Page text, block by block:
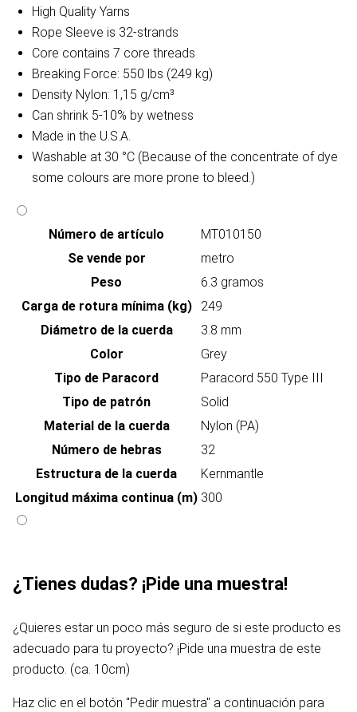
High Quality Yarns
Rope Sleeve is 32-strands
Core contains 7 core threads
Breaking Force: 550 lbs (249 kg)
Density Nylon: 1,15 g/cm³
Can shrink 5-10% by wetness
Made in the U.S.A.
Washable at 30 °C (Because of the concentrate of dye
some colours are more prone to bleed.)
Número de artículo
MT010150
Se vende por
metro
Peso
6.3 gramos
Carga de rotura mínima (kg)
249
Diámetro de la cuerda
3.8 mm
Color
Grey
Tipo de Paracord
Paracord 550 Type III
Tipo de patrón
Solid
Material de la cuerda
Nylon (PA)
Número de hebras
32
Estructura de la cuerda
Kernmantle
Longitud máxima continua (m) 300
¿Tienes dudas? ¡Pide una muestra!
¿Quieres estar un poco más seguro de si este producto es
adecuado para tu proyecto? ¡Pide una muestra de este
producto. (ca. 10cm)
Haz clic en el botón "Pedir muestra" a continuación para